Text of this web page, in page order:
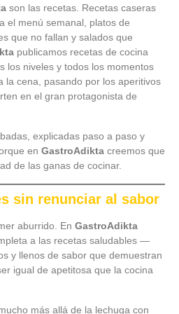
son las recetas. Recetas caseras
el menú semanal, platos de
que no fallan y salados que
publicamos recetas de cocina
los niveles y todos los momentos
cena, pasando por los aperitivos
en el gran protagonista de
explicadas paso a paso y
en GastroAdikta creemos que
de las ganas de cocinar.
sin renunciar al sabor
aburrido. En GastroAdikta
a las recetas saludables —
y llenos de sabor que demuestran
igual de apetitosa que la cocina
más allá de la lechuga con